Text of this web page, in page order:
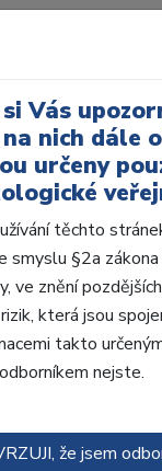
I38-D43, B4
Vás
nich dále
určeny
těchto
smyslu §2a
ve znění
která jsou
takto
odborníkem nejste.
že jsem